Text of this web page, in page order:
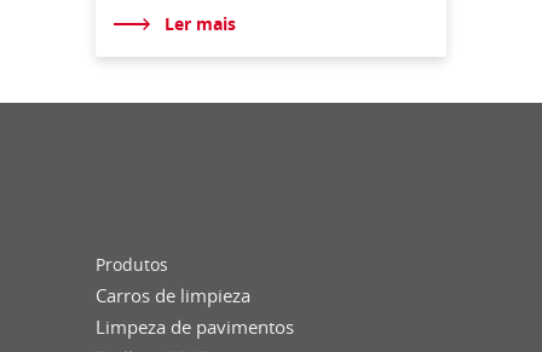
Ler mais
Produtos
Carros de limpieza
Limpeza de pavimentos